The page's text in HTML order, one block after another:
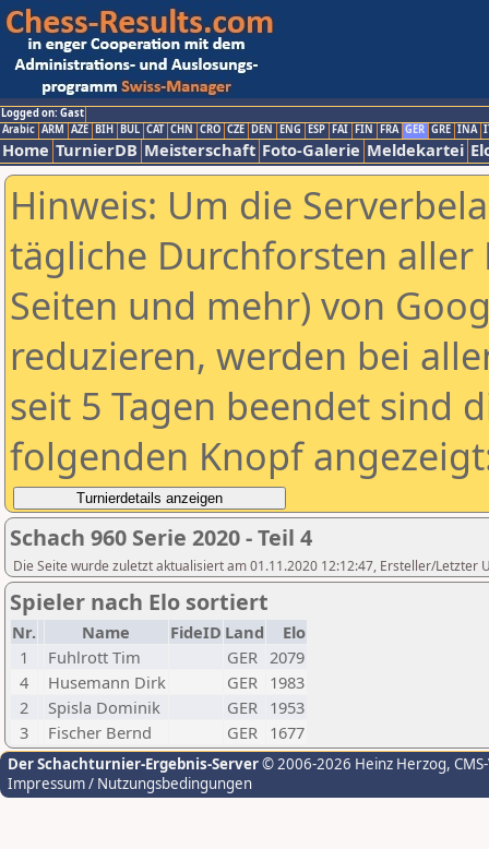
Logged on: Gast
Arabic ARM AZE BIH BUL CAT CHN CRO CZE DEN ENG ESP FAI FIN FRA GER GRE INA
Home TurnierDB Meisterschaft Foto-Galerie Meldekartei
Hinweis: Um die
tägliche Durchforsten aller
Seiten und mehr) von
reduzieren, werden bei
seit 5 Tagen beendet sind
folgenden Knopf
Schach 960 Serie 2020 - Teil 4
Die Seite wurde zuletzt aktualisiert am 01.11.2020 12:12:47, Ersteller/Letzter
Spieler nach Elo sortiert
Nr. Name FideID Land
Elo
1
Fuhlrott Tim GER 2079
4
Husemann Dirk GER 1983
2
Spisla Dominik GER 1953
3
Fischer Bernd GER 1677
Der Schachturnier-Ergebnis-Server© 2006-2026 Heinz Herzog,
Impressum / Nutzungsbedingungen